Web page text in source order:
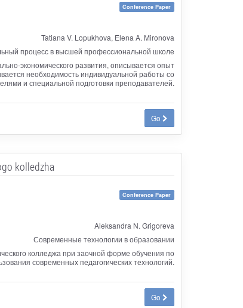
Conference Paper
Tatiana V. Lopukhova, Elena A. Mironova
процесс в высшей профессиональной школе
экономического развития, описывается опыт
необходимость индивидуальной работы со
и специальной подготовки преподавателей.
Go
kolledzha
Conference Paper
Aleksandra N. Grigoreva
Современные технологии в образовании
колледжа при заочной форме обучения по
современных педагогических технологий.
Go